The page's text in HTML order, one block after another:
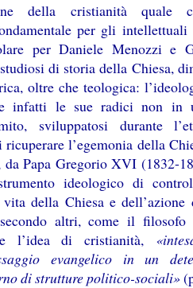
della cristianità quale
per gli
per Daniele Menozzi e
di storia della Chiesa,
oltre che teologica:
infatti le sue radici non in
sviluppatosi durante
l’egemonia della
da Papa Gregorio XVI (1832-
ideologico di
della Chiesa e
altri, come il
l’idea di cristianità,
evangelico in un
di strutture politico-sociali»